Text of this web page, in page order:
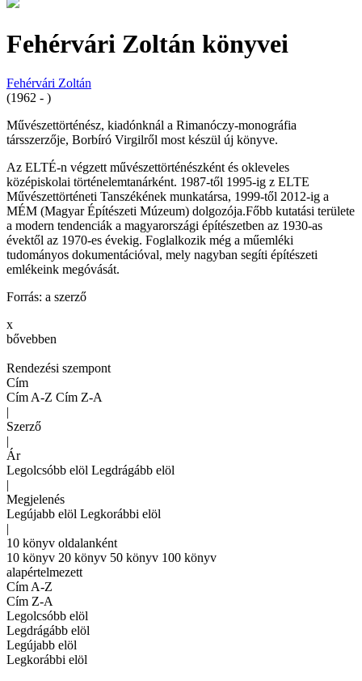
Fehérvári Zoltán könyvei
Fehérvári Zoltán
(1962 - )
Művészettörténész, kiadónknál a Rimanóczy-monográfia
társszerzője, Borbíró Virgilről most készül új könyve.
Az ELTÉ-n végzett művészettörténészként és okleveles
középiskolai történelemtanárként. 1987-től 1995-ig z ELTE
Művészettörténeti Tanszékének munkatársa, 1999-től 2012-ig a
MÉM (Magyar Építészeti Múzeum) dolgozója.Főbb kutatási területe
a modern tendenciák a magyarországi építészetben az 1930-as
évektől az 1970-es évekig. Foglalkozik még a műemléki
tudományos dokumentációval, mely nagyban segíti építészeti
emlékeink megóvását.
Forrás: a szerző
x
bővebben
Rendezési szempont
Cím
Cím A-Z Cím Z-A
|
Szerző
|
Ár
Legolcsóbb elöl Legdrágább elöl
|
Megjelenés
Legújabb elöl Legkorábbi elöl
|
10 könyv oldalanként
10 könyv 20 könyv 50 könyv 100 könyv
alapértelmezett
Cím A-Z
Cím Z-A
Legolcsóbb elöl
Legdrágább elöl
Legújabb elöl
Legkorábbi elöl